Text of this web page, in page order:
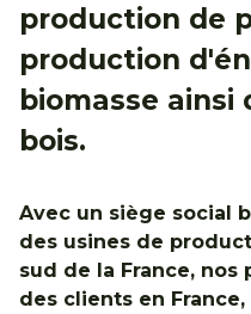
production de
production
biomasse ainsi
bois.
Avec un siège social
des usines de
sud de la France,
des clients en